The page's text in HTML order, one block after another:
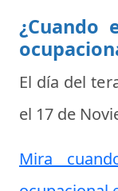
¿Cuando
El día del
el 17 de
Mira